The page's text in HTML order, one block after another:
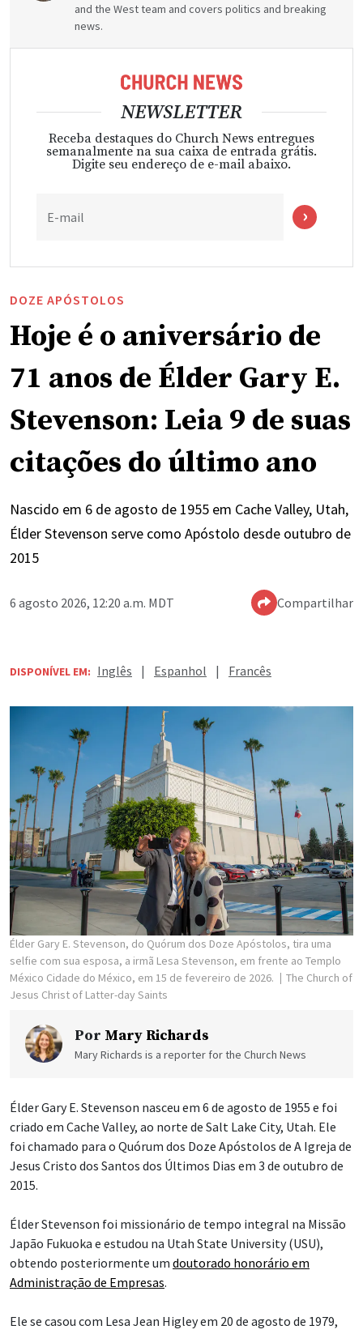
and the West team and covers politics and breaking
news.
NEWSLETTER
Receba destaques do Church News entregues
semanalmente na sua caixa de entrada grátis.
Digite seu endereço de e-mail abaixo.
E-mail
DOZE APÓSTOLOS
Hoje é o aniversário de
71 anos de Élder Gary E.
Stevenson: Leia 9 de suas
citações do último ano
Nascido em 6 de agosto de 1955 em Cache Valley, Utah,
Élder Stevenson serve como Apóstolo desde outubro de
2015
6 agosto 2026, 12:20 a.m. MDT Compartilhar
DISPONÍVEL EM: Inglês | Espanhol | Francês
Élder Gary E. Stevenson, do Quórum dos Doze Apóstolos, tira uma
selfie com sua esposa, a irmã Lesa Stevenson, em frente ao Templo
México Cidade do México, em 15 de fevereiro de 2026.
The Church of
Jesus Christ of Latter-day Saints
Por Mary Richards
Mary Richards is a reporter for the Church News
Élder Gary E. Stevenson nasceu em 6 de agosto de 1955 e foi
criado em Cache Valley, ao norte de Salt Lake City, Utah. Ele
foi chamado para o Quórum dos Doze Apóstolos de A Igreja de
Jesus Cristo dos Santos dos Últimos Dias em 3 de outubro de
2015.
Élder Stevenson foi missionário de tempo integral na Missão
Japão Fukuoka e estudou na Utah State University (USU),
obtendo posteriormente um doutorado honorário em
Administração de Empresas.
Ele se casou com Lesa Jean Higley em 20 de agosto de 1979,